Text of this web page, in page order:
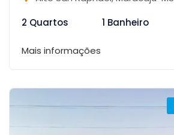
2 Quartos
1 Banheiro
Mais informações